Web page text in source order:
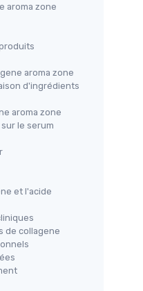
aroma zone
aroma zone
d'ingrédients
aroma zone
le serum
et l'acide
de collagene